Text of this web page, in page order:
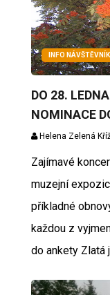
INFO
DO 28.
NOMINACE
Helena Zelená
Zajímavé
muzejní
příkladné
každou z
do ankety Zlatá